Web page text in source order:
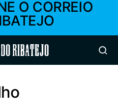
O CORREIO
do Ribatejo